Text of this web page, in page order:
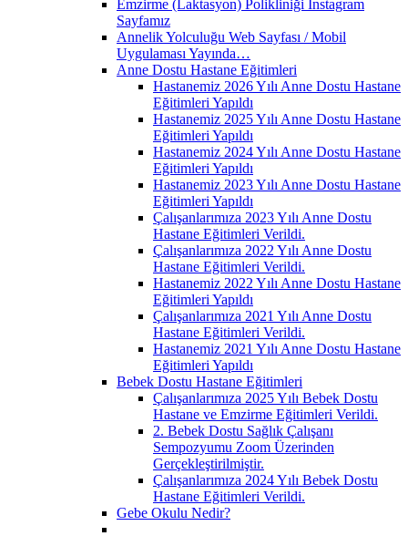
Emzirme (Laktasyon) Polikliniği İnstagram
Sayfamız
Annelik Yolculuğu Web Sayfası / Mobil
Uygulaması Yayında…
Anne Dostu Hastane Eğitimleri
Hastanemiz 2026 Yılı Anne Dostu Hastane
Eğitimleri Yapıldı
Hastanemiz 2025 Yılı Anne Dostu Hastane
Eğitimleri Yapıldı
Hastanemiz 2024 Yılı Anne Dostu Hastane
Eğitimleri Yapıldı
Hastanemiz 2023 Yılı Anne Dostu Hastane
Eğitimleri Yapıldı
Çalışanlarımıza 2023 Yılı Anne Dostu
Hastane Eğitimleri Verildi.
Çalışanlarımıza 2022 Yılı Anne Dostu
Hastane Eğitimleri Verildi.
Hastanemiz 2022 Yılı Anne Dostu Hastane
Eğitimleri Yapıldı
Çalışanlarımıza 2021 Yılı Anne Dostu
Hastane Eğitimleri Verildi.
Hastanemiz 2021 Yılı Anne Dostu Hastane
Eğitimleri Yapıldı
Bebek Dostu Hastane Eğitimleri
Çalışanlarımıza 2025 Yılı Bebek Dostu
Hastane ve Emzirme Eğitimleri Verildi.
2. Bebek Dostu Sağlık Çalışanı
Sempozyumu Zoom Üzerinden
Gerçekleştirilmiştir.
Çalışanlarımıza 2024 Yılı Bebek Dostu
Hastane Eğitimleri Verildi.
Gebe Okulu Nedir?